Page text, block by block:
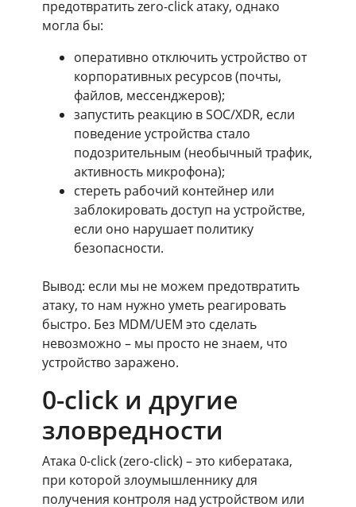
предотвратить zero-click атаку, однако
могла бы:
оперативно отключить устройство от
корпоративных ресурсов (почты,
файлов, мессенджеров);
запустить реакцию в SOC/XDR, если
поведение устройства стало
подозрительным (необычный трафик,
активность микрофона);
стереть рабочий контейнер или
заблокировать доступ на устройстве,
если оно нарушает политику
безопасности.
Вывод: если мы не можем предотвратить
атаку, то нам нужно уметь реагировать
быстро. Без MDM/UEM это сделать
невозможно – мы просто не знаем, что
устройство заражено.
0-click и другие
зловредности
Атака 0-click (zero-click) – это кибератака,
при которой злоумышленнику для
получения контроля над устройством или